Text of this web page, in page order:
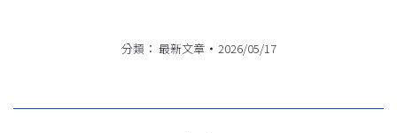
分類： 最新文章 2026/05/17